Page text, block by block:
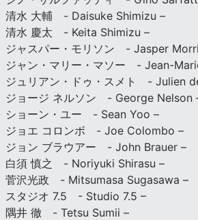
清水 大輔 - Daisuke Shimizu –
清水 慶太 - Keita Shimizu –
ジャスパー・モリソン - Jasper
ジャン・マリー・マソー - Jean-
ジュリアン・ドゥ・スメト - Julien
ジョージ ネルソン - George Nelson
ショーン・ユー - Sean Yoo –
ジョエ コロンボ - Joe Colombo –
ジョン ブラウアー - John Brauer –
白須 慎之 - Noriyuki Shirasu –
菅沢光政 - Mitsumasa Sugasawa –
スタジオ 7.5 - Studio 7.5 –
隅井 徹 - Tetsu Sumii –